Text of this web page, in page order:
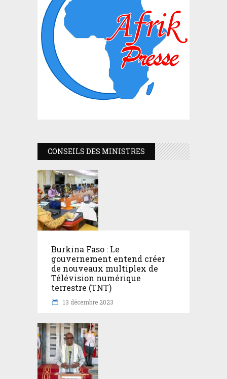
CONSEILS DES MINISTRES
Burkina Faso : Le
gouvernement entend créer
de nouveaux multiplex de
Télévision numérique
terrestre (TNT)
13 décembre 2023